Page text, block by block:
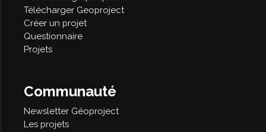
Télécharger Geoproject
Créer un projet
Questionnaire
Projets
Communauté
Newsletter Géoproject
Les projets